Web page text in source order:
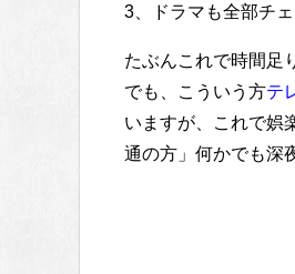
3、ドラマも全部チ
たぶんこれで時間足
でも、こういう方テ
いますが、これで娯
通の方」何かでも深